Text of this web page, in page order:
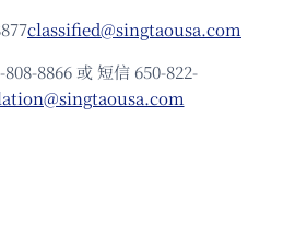
classified@singtaousa.com
808-8866 或 短信 650-822-